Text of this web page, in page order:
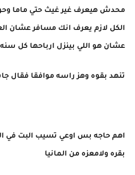
محدش هيعرف غير غيث حتي ماما
الكل لازم يعرف انك مسافر عشان
عشان هو اللي بينزل ارباحها كل
تنهد بقوه وهز راسه موافقا فقال
اهم حاجه بس اوعي تسيب البت
بقره ولامعزه من المانيا